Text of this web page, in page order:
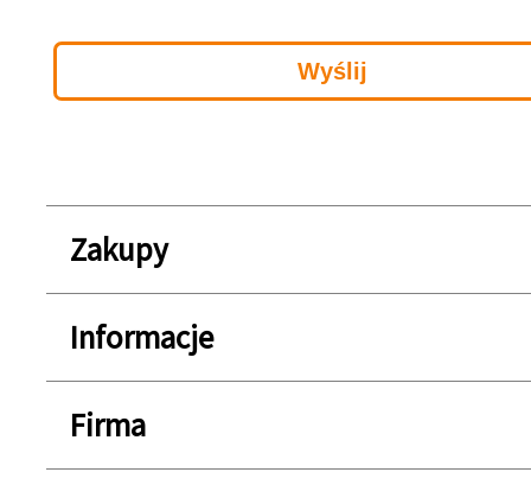
Zakupy
Informacje
Firma